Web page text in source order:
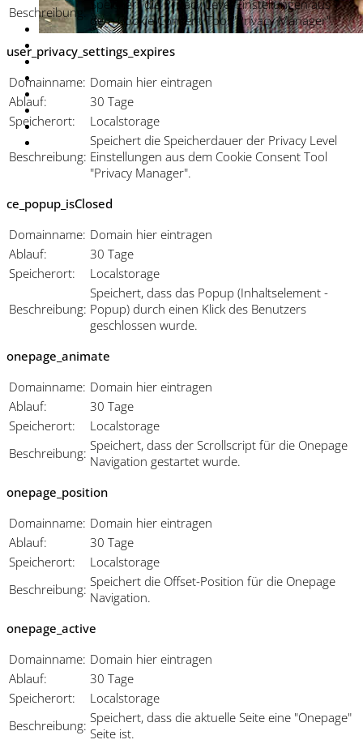
Beschreibung:
Speichert die Privacy Level Einstellungen aus
dem Cookie Consent Tool "Privacy Manager".
user_privacy_settings_expires
Domainname: Domain hier eintragen
Ablauf:
30 Tage
Speicherort:
Localstorage
Beschreibung:
Speichert die Speicherdauer der Privacy Level
Einstellungen aus dem Cookie Consent Tool
"Privacy Manager".
ce_popup_isClosed
Domainname: Domain hier eintragen
Ablauf:
30 Tage
Speicherort:
Localstorage
Beschreibung:
Speichert, dass das Popup (Inhaltselement -
Popup) durch einen Klick des Benutzers
geschlossen wurde.
onepage_animate
Domainname: Domain hier eintragen
Ablauf:
30 Tage
Speicherort:
Localstorage
Beschreibung: Speichert, dass der Scrollscript für die Onepage
Navigation gestartet wurde.
onepage_position
Domainname: Domain hier eintragen
Ablauf:
30 Tage
Speicherort:
Localstorage
Beschreibung: Speichert die Offset-Position für die Onepage
Navigation.
onepage_active
Domainname: Domain hier eintragen
Ablauf:
30 Tage
Speicherort:
Localstorage
Beschreibung: Speichert, dass die aktuelle Seite eine "Onepage"
Seite ist.